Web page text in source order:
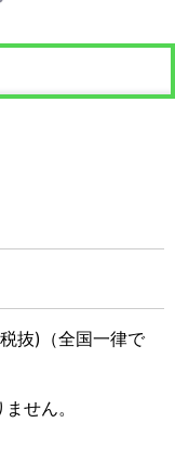
抜)（全国一律で
せん。